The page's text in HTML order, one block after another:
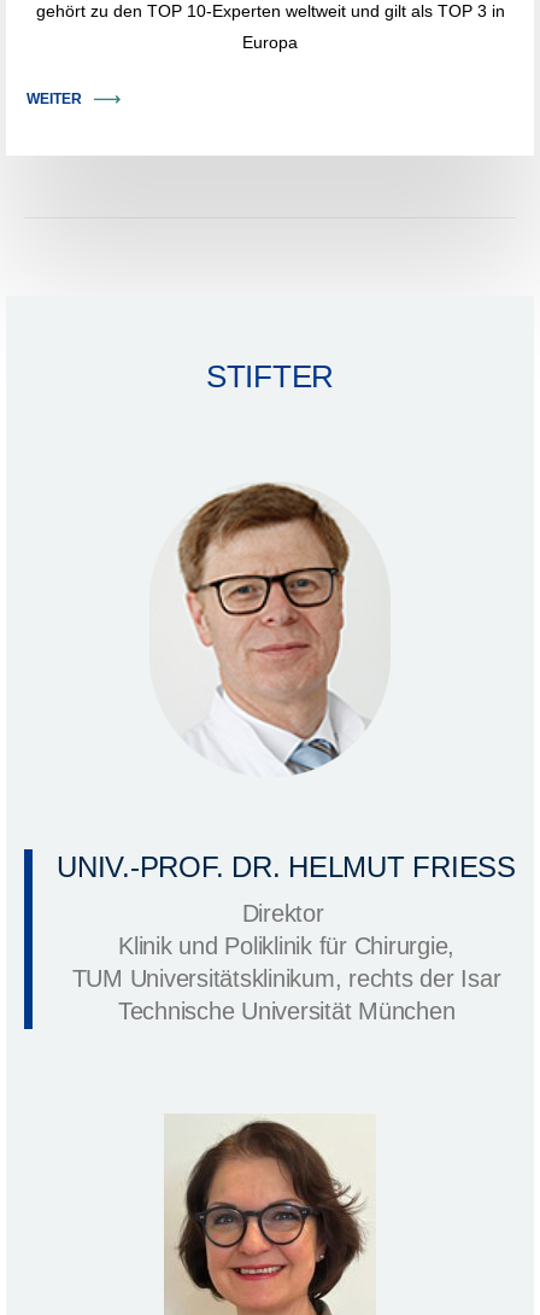
gehört zu den TOP 10-Experten weltweit und gilt als TOP 3 in
Europa
WEITER
STIFTER
UNIV.-PROF. DR. HELMUT FRIESS
Direktor
Klinik und Poliklinik für Chirurgie,
TUM Universitätsklinikum, rechts der Isar
Technische Universität München